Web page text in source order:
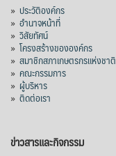
» ประวัติองค์กร
» อำนาจหน้าที่
» วิสัยทัศน์
» โครงสร้างขององค์กร
» สมาชิกสภาเกษตรกรแห่งชาติ
» คณะกรรมการ
» ผู้บริหาร
» ติดต่อเรา
ข่าวสารและกิจกรรม